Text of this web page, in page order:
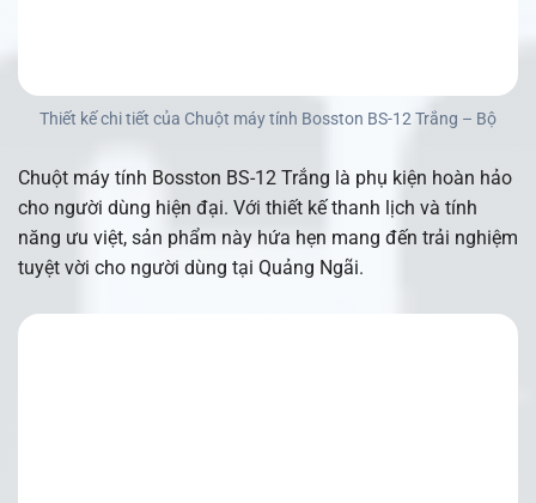
Thiết kế chi tiết của Chuột máy tính Bosston BS-12 Trắng – Bộ
Chuột máy tính Bosston BS-12 Trắng là phụ kiện hoàn hảo
cho người dùng hiện đại. Với thiết kế thanh lịch và tính
năng ưu việt, sản phẩm này hứa hẹn mang đến trải nghiệm
tuyệt vời cho người dùng tại Quảng Ngãi.